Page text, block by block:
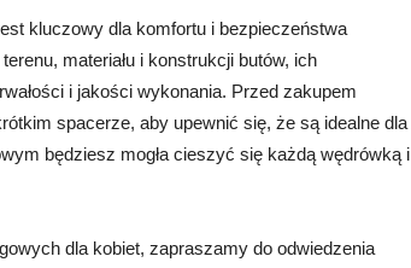
kluczowy dla komfortu i bezpieczeństwa
materiału i konstrukcji butów, ich
i jakości wykonania. Przed zakupem
spacerze, aby upewnić się, że są idealne dla
będziesz mogła cieszyć się każdą wędrówką i
dla kobiet, zapraszamy do odwiedzenia